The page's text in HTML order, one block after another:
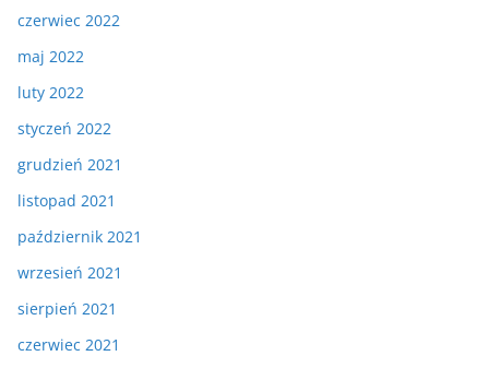
czerwiec 2022
maj 2022
luty 2022
styczeń 2022
grudzień 2021
listopad 2021
październik 2021
wrzesień 2021
sierpień 2021
czerwiec 2021